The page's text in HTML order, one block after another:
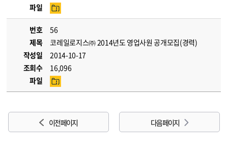
파일
번호
56
제목
코레일로지스㈜ 2014년도 영업사원 공개모집(경력)
작성일
2014-10-17
조회수
16,096
파일
이전 페이지 다음 페이지